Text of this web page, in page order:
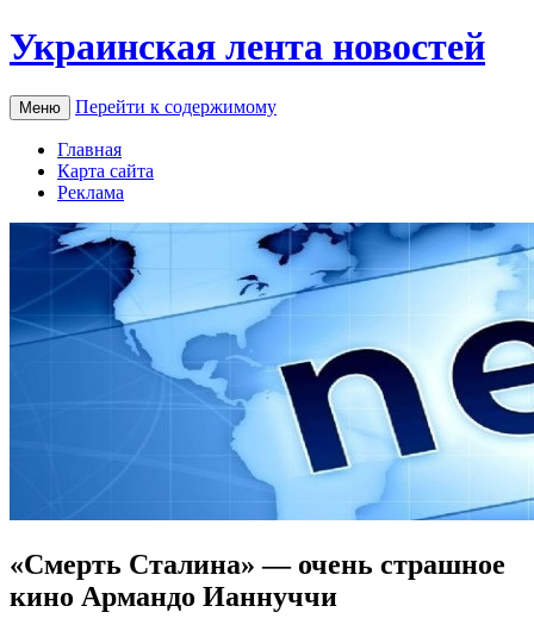
Украинская лента новостей
Меню Перейти к содержимому
Главная
Карта сайта
Реклама
«Смерть Сталина» — очень страшное
кино Армандо Ианнуччи